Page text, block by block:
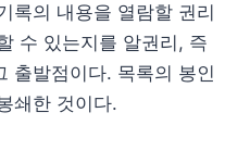
록의 내용을 열람할 권리
수 있는지를 알권리, 즉
출발점이다. 목록의 봉인
쇄한 것이다.